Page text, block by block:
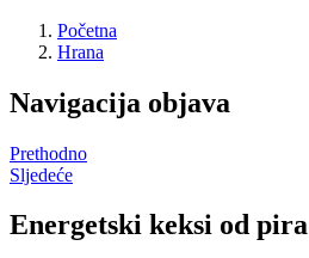
Početna
Hrana
Navigacija objava
Prethodno
Sljedeće
Energetski keksi od